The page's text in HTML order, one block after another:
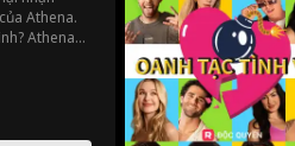
Athena.
Athena